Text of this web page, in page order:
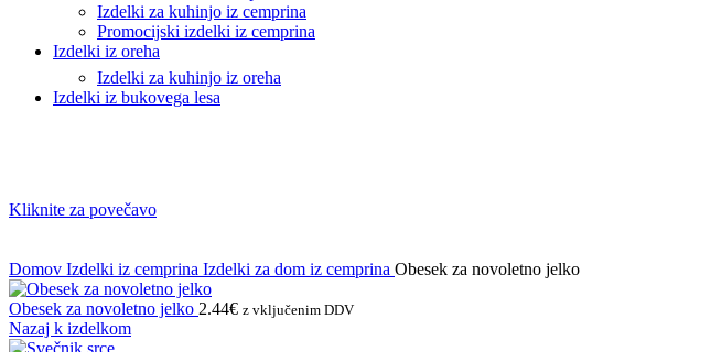
Izdelki za kuhinjo iz cemprina
Promocijski izdelki iz cemprina
Izdelki iz oreha
Izdelki za kuhinjo iz oreha
Izdelki iz bukovega lesa
Kliknite za povečavo
Domov Izdelki iz cemprina Izdelki za dom iz cemprina Obesek za novoletno jelko
Obesek za novoletno jelko 2.44€ z vključenim DDV
Nazaj k izdelkom